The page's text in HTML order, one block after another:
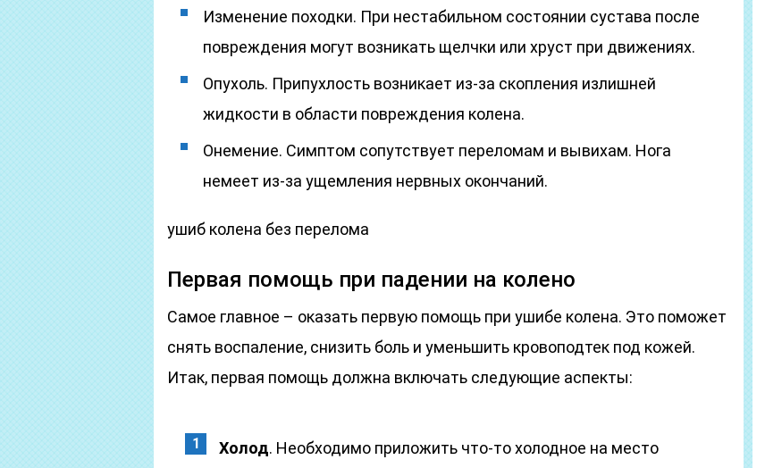
Изменение походки. При нестабильном состоянии сустава после
повреждения могут возникать щелчки или хруст при движениях.
Опухоль. Припухлость возникает из-за скопления излишней
жидкости в области повреждения колена.
Онемение. Симптом сопутствует переломам и вывихам. Нога
немеет из-за ущемления нервных окончаний.
ушиб колена без перелома
Первая помощь при падении на колено
Самое главное – оказать первую помощь при ушибе колена. Это поможет
снять воспаление, снизить боль и уменьшить кровоподтек под кожей.
Итак, первая помощь должна включать следующие аспекты:
Холод. Необходимо приложить что-то холодное на место